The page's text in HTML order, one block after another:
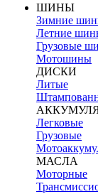
ШИНЫ
Зимние
Летние
Грузовые
Мотошины
ДИСКИ
Литые
Легковые
Грузовые
МАСЛА
Моторные